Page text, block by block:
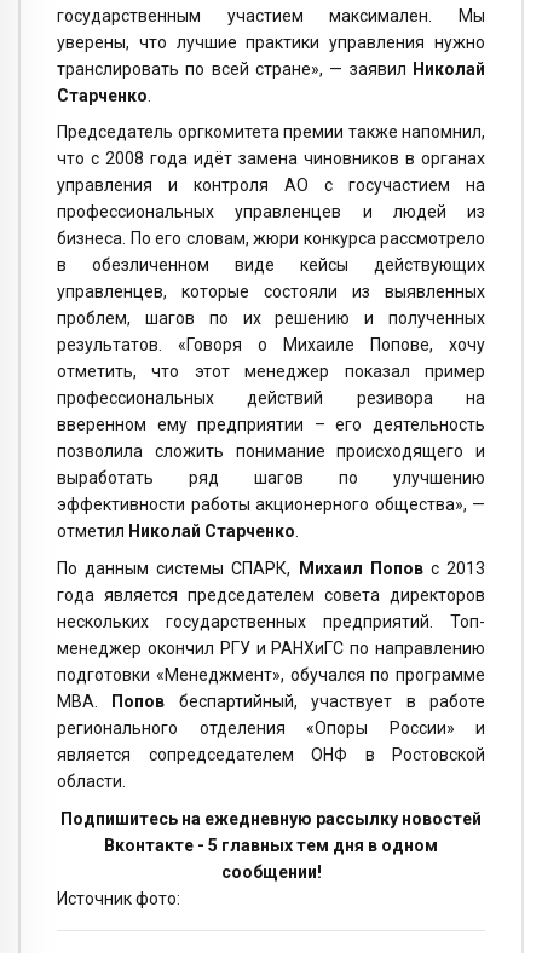
государственным участием максимален. Мы
уверены, что лучшие практики управления нужно
транслировать по всей стране», — заявил Николай
Старченко
Председатель оргкомитета премии также напомнил,
что с 2008 года идёт замена чиновников в органах
управления и контроля АО с госучастием на
профессиональных управленцев и людей из
бизнеса. По его словам, жюри конкурса рассмотрело
в обезличенном виде кейсы действующих
управленцев, которые состояли из выявленных
проблем, шагов по их решению и полученных
результатов. «Говоря о Михаиле Попове, хочу
отметить, что этот менеджер показал пример
профессиональных действий резивора на
вверенном ему предприятии – его деятельность
позволила сложить понимание происходящего и
выработать ряд шагов по улучшению
эффективности работы акционерного общества», —
отметил Николай Старченко.
По данным системы СПАРК,
Михаил Поповс 2013
года является председателем совета директоров
нескольких государственных предприятий. Топ-
менеджер окончил РГУ и РАНХиГС по направлению
подготовки «Менеджмент», обучался по программе
МВА.
Попов беспартийный, участвует в работе
регионального отделения «Опоры России» и
является сопредседателем ОНФ в Ростовской
области.
Подпишитесь на ежедневную рассылку новостей
Вконтакте - 5 главных тем дня в одном
сообщении!
Источник фото: